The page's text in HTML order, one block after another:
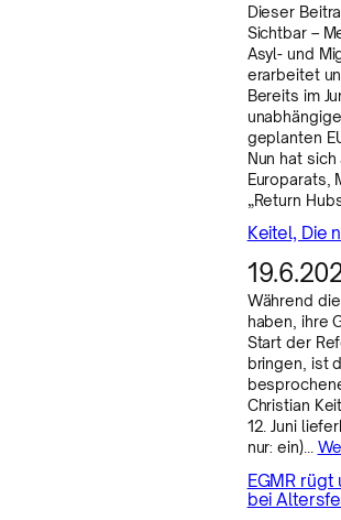
Dieser
Sichtbar –
Asyl- und
erarbeitet
Bereits im
geplanten
Nun hat
Europarats,
„Return
Keitel, Die
Während
haben, ihre
Start der
bringen, ist
Christian
12. Juni
nur: ein)…
EGMR
bei